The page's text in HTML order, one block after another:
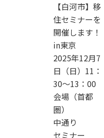
【白河市】移
住セミナーを
開催します！
in東京
2025年12月7
日（日）11：
30～13：00
会場（首都
圏）
中通り
セミナー